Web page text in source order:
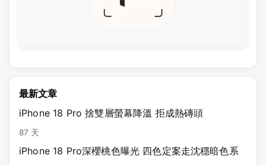
最新文章
iPhone 18 Pro 捨雙層螢幕降溫 拒成熱磚頭
87 天
iPhone 18 Pro深櫻桃色曝光 四色定案走沈穩暗色系